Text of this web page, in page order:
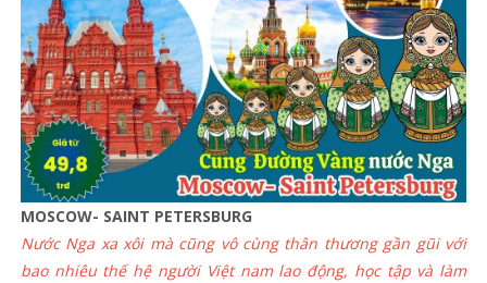
MOSCOW- SAINT PETERSBURG
Nước Nga xa xôi mà cũng vô cùng thân thương gần gũi với
bao nhiêu thế hệ người Việt nam lao động, học tập và làm